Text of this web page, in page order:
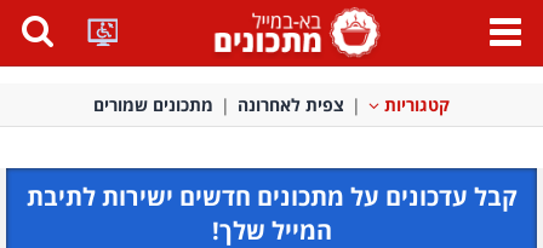
פתח
תפריט
קטגוריות צפית לאחרונה מתכונים שמורים
קבל עדכונים על מתכונים חדשים ישירות לתיבת
המייל שלך!